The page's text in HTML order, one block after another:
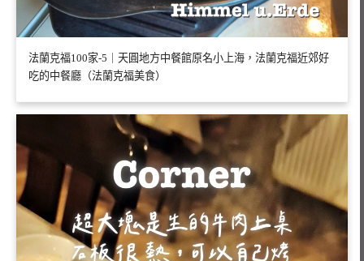
法蘭克福100家-5｜天圓地方中餐館原名小上海，法蘭克福近郊好
吃的中餐廳（法蘭克福美食）